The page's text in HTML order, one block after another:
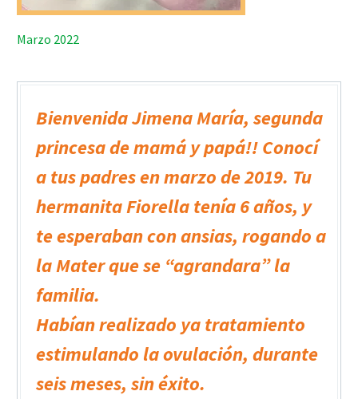
Marzo 2022
Bienvenida Jimena María, segunda
princesa de mamá y papá!! Conocí
a tus padres en marzo de 2019. Tu
hermanita Fiorella tenía 6 años, y
te esperaban con ansias, rogando a
la Mater que se “agrandara” la
familia.
Habían realizado ya tratamiento
estimulando la ovulación, durante
seis meses, sin éxito.